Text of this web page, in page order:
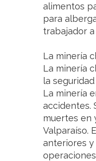
alimentos
para
trabajador
La minería
La minería
la
La minería
accidentes.
muertes en
Valparaíso.
anteriores y